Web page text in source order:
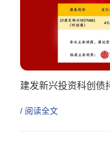
建发新兴投资科创债
/ 阅读全文